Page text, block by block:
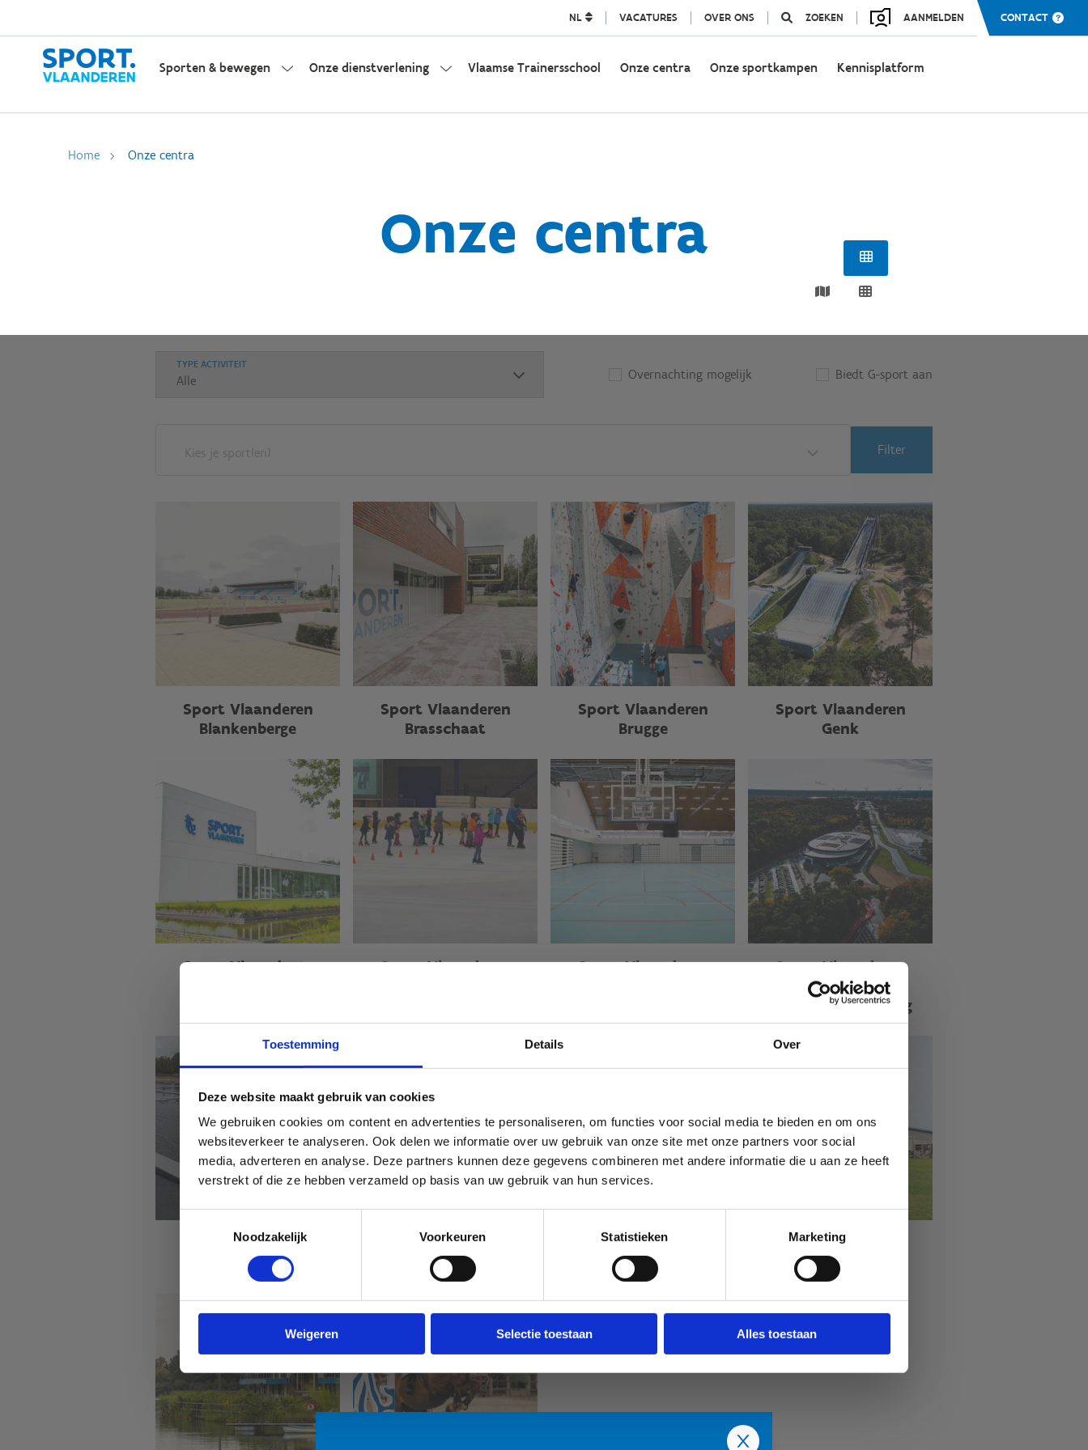
Toestemming Details Over
Deze website maakt gebruik van cookies
We gebruiken cookies om content en advertenties te personaliseren, om functies voor social media te bieden en om ons
websiteverkeer te analyseren. Ook delen we informatie over uw gebruik van onze site met onze partners voor social
media, adverteren en analyse. Deze partners kunnen deze gegevens combineren met andere informatie die u aan ze heeft
verstrekt of die ze hebben verzameld op basis van uw gebruik van hun services.
Toestemmingsselectie
Noodzakelijk
Voorkeuren Statistieken Marketing
Weigeren Selectie toestaan Alles toestaan
NL VACATURES OVER ONS ZOEKEN AANMELDEN CONTACT
Sporten & bewegen Onze dienstverlening Vlaamse Trainersschool Onze centra Onze sportkampen Kennisplatform
Home Onze centra
Onze centra
TYPE ACTIVITEIT
Overnachting mogelijk Biedt G-sport aan
Kies je sport(en) Filter
Sport Vlaanderen
Blankenberge
Sport Vlaanderen
Brasschaat
Sport Vlaanderen
Brugge
Sport Vlaanderen
Genk
Sport Vlaanderen
Sport Vlaanderen
Sport Vlaanderen
Sport Vlaanderen
Heusden-Zolder
Velodroom Limburg
Sport Vlaanderen
Hofstade
Sport Vlaanderen
Liedekerke
Sport Vlaanderen
Nieuwpoort
Sport Vlaanderen
Waregem